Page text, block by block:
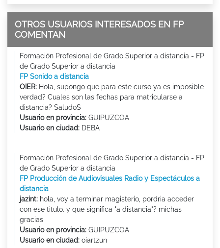
OTROS USUARIOS INTERESADOS EN FP
COMENTAN
Formación Profesional de Grado Superior a distancia - FP
de Grado Superior a distancia
FP Sonido a distancia
OIER: Hola, supongo que para este curso ya es imposible
verdad? Cuales son las fechas para matricularse a
distancia? SaludoS
Usuario en provincia: GUIPUZCOA
Usuario en ciudad: DEBA
Formación Profesional de Grado Superior a distancia - FP
de Grado Superior a distancia
FP Producción de Audiovisuales Radio y Espectáculos a
distancia
jazint: hola, voy a terminar magisterio, pordria acceder
con ese titulo. y que significa "a distancia"? michas
gracias
Usuario en provincia: GUIPUZCOA
Usuario en ciudad: oiartzun